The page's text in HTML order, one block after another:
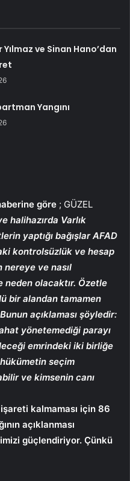
Yılmaz ve Sinan Hano’dan
Yangını
göre ; GÜZEL
halihazırda Varlık
yaptığı bağışlar AFAD
kontrolsüzlük ve hesap
nereye ve nasıl
neden olacaktır. Özetle
bir alandan tamamen
açıklaması şöyledir:
yönetemediği parayı
emrindeki iki birliğe
seçim
ve kimsenin canı
kalmaması için 86
açıklanması
güçlendiriyor. Çünkü